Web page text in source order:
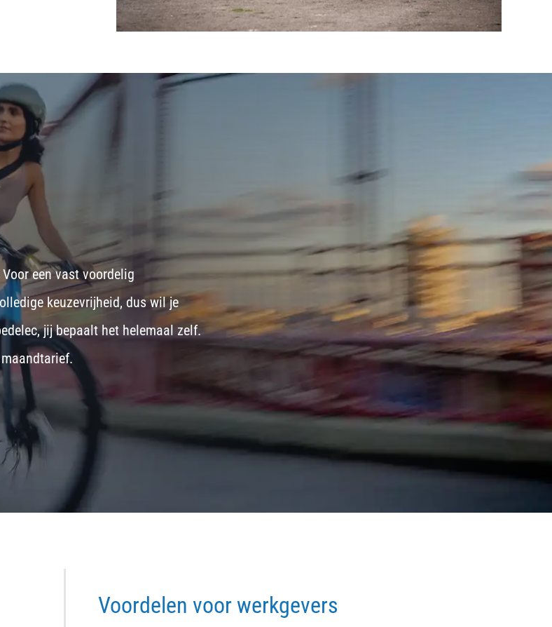
een vast voordelig
keuzevrijheid, dus wil je
, jij bepaalt het helemaal zelf.
Voordelen voor werkgevers